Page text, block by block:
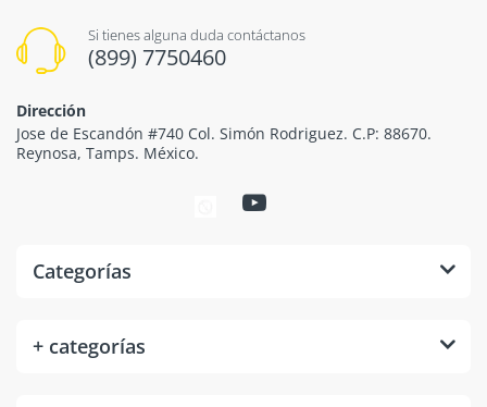
Si tienes alguna duda contáctanos
(899) 7750460
Dirección
Jose de Escandón #740 Col. Simón Rodriguez. C.P: 88670.
Reynosa, Tamps. México.
Categorías
+ categorías